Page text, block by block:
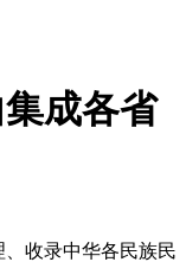
成各省
收录中华各民族民